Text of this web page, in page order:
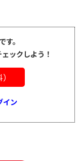
。
ックしよう！
イン